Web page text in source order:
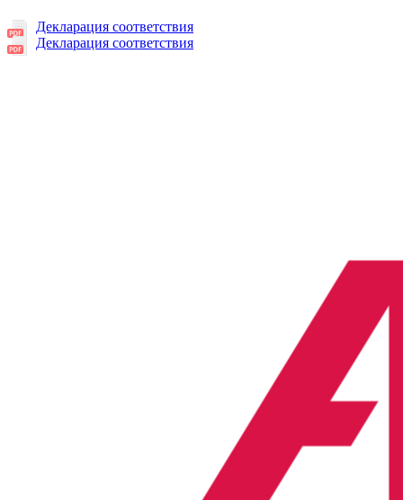
Декларация соответствия
Декларация соответствия